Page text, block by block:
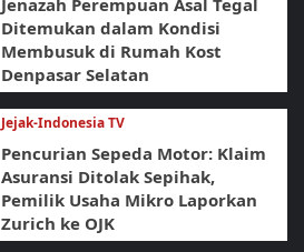
Ditemukan dalam Kondisi
Membusuk di Rumah Kost
Denpasar Selatan
Jejak-Indonesia TV
Pencurian Sepeda Motor: Klaim
Asuransi Ditolak Sepihak,
Pemilik Usaha Mikro Laporkan
Zurich ke OJK